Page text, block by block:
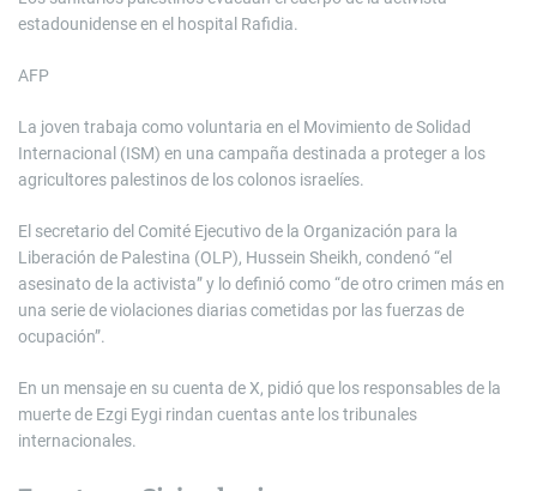
estadounidense en el hospital Rafidia.
AFP
La joven trabaja como voluntaria en el Movimiento de Solidad
Internacional (ISM) en una campaña destinada a proteger a los
agricultores palestinos de los colonos israelíes.
El secretario del Comité Ejecutivo de la Organización para la
Liberación de Palestina (OLP), Hussein Sheikh, condenó “el
asesinato de la activista” y lo definió como “de otro crimen más en
una serie de violaciones diarias cometidas por las fuerzas de
ocupación”.
En un mensaje en su cuenta de X, pidió que los responsables de la
muerte de Ezgi Eygi rindan cuentas ante los tribunales
internacionales.